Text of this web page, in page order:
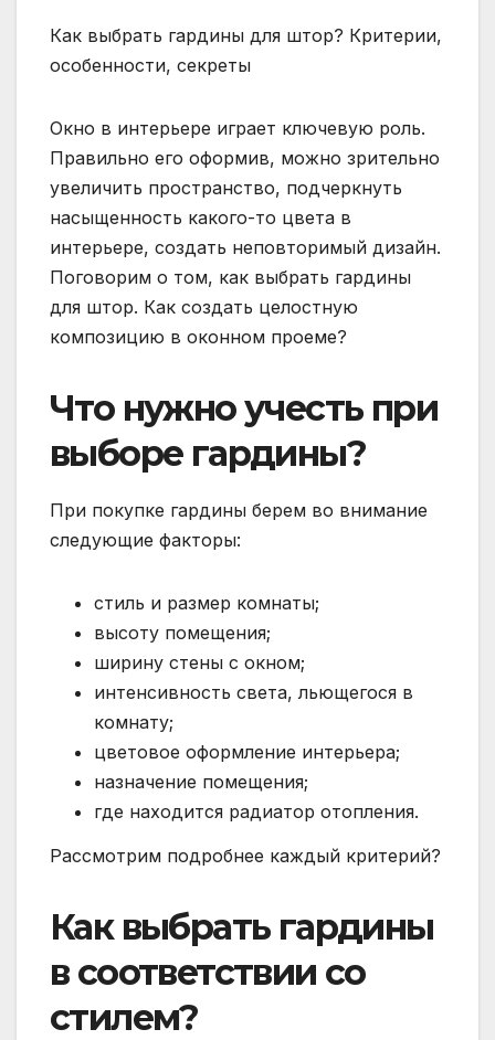
Как выбрать гардины для штор? Критерии,
особенности, секреты
Окно в интерьере играет ключевую роль.
Правильно его оформив, можно зрительно
увеличить пространство, подчеркнуть
насыщенность какого-то цвета в
интерьере, создать неповторимый дизайн.
Поговорим о том, как выбрать гардины
для штор. Как создать целостную
композицию в оконном проеме?
Что нужно учесть при
выборе гардины?
При покупке гардины берем во внимание
следующие факторы:
стиль и размер комнаты;
высоту помещения;
ширину стены с окном;
интенсивность света, льющегося в
комнату;
цветовое оформление интерьера;
назначение помещения;
где находится радиатор отопления.
Рассмотрим подробнее каждый критерий?
Как выбрать гардины
в соответствии со
стилем?